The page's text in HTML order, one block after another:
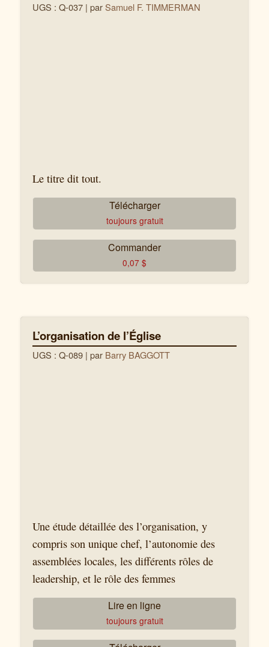
UGS : Q-037 | parSamuel F. TIMMERMAN
Le titre dit tout.
Télécharger
toujours gratuit
Commander
0,07 $
L’organisation de l’Église
UGS : Q-089 | par Barry BAGGOTT
Une étude détaillée des l’organisation, y
compris son unique chef, l’autonomie des
assemblées locales, les différents rôles de
leadership, et le rôle des femmes
Lire en ligne
toujours gratuit